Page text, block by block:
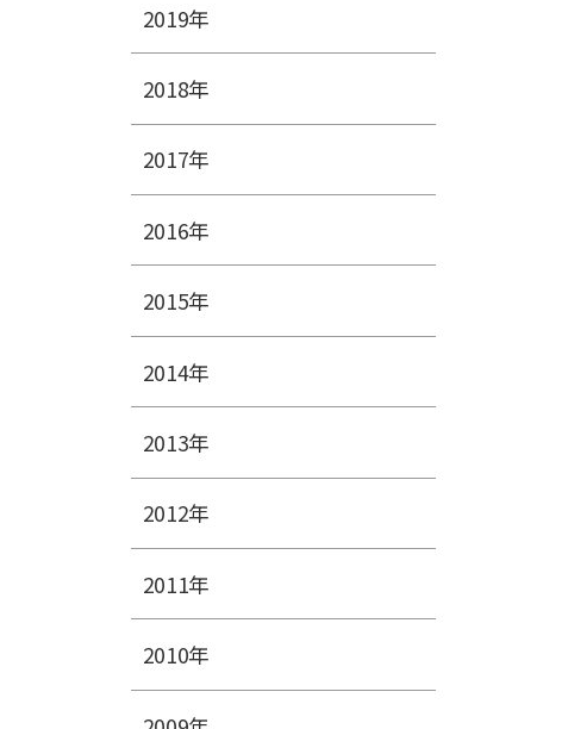
2019年
2018年
2017年
2016年
2015年
2014年
2013年
2012年
2011年
2010年